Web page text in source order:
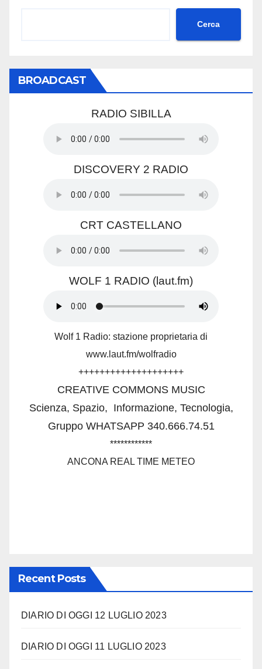
Cerca
BROADCAST
RADIO SIBILLA
DISCOVERY 2 RADIO
CRT CASTELLANO
WOLF 1 RADIO (laut.fm)
Wolf 1 Radio: stazione proprietaria di
www.laut.fm/wolfradio
++++++++++++++++++++
CREATIVE COMMONS MUSIC
Scienza, Spazio, Informazione, Tecnologia,
Gruppo WHATSAPP 340.666.74.51
************
ANCONA REAL TIME METEO
Recent Posts
DIARIO DI OGGI 12 LUGLIO 2023
DIARIO DI OGGI 11 LUGLIO 2023